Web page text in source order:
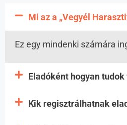
Mi az a „Vegyél
Ez egy mindenki számára
Eladóként hogyan
Kik regisztrálhatnak